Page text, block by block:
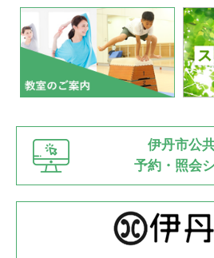
いたっぼーる大会☆彡
緑ケ丘体育館
2022.07.03
市内総合体育大会が開始
緑ケ丘体育館 猪名川運動広場
2022.06.12
県知事杯争奪バレーボール大会が開
緑ケ丘体育館
2022.05.05
体育協会長杯 バドミントン競技の
伊丹市公
予約・照会